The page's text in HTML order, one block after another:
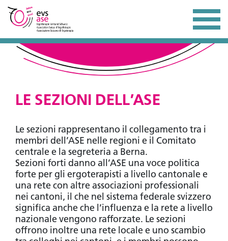
LE SEZIONI DELL’ASE
Le sezioni rappresentano il collegamento tra i
membri dell’ASE nelle regioni e il Comitato
centrale e la segreteria a Berna.
Sezioni forti danno all’ASE una voce politica
forte per gli ergoterapisti a livello cantonale e
una rete con altre associazioni professionali
nei cantoni, il che nel sistema federale svizzero
significa anche che l’influenza e la rete a livello
nazionale vengono rafforzate. Le sezioni
offrono inoltre una rete locale e uno scambio